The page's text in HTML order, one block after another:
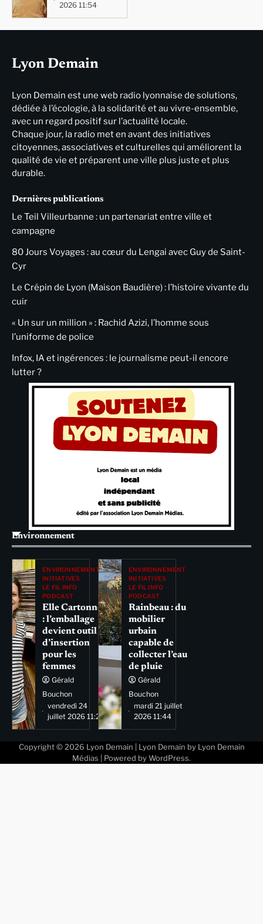
2026 11:54
Lyon Demain
Lyon Demain est une web radio lyonnaise de solutions,
dédiée à l’écologie, à la solidarité et au vivre-ensemble,
avec un regard positif sur l’actualité locale.
Chaque jour, la radio met en avant des initiatives
citoyennes, associatives et culturelles qui améliorent la
qualité de vie et préparent une ville plus juste et plus
durable.
Dernières publications
Le Teil Villeurbanne : un partenariat entre ville et
campagne
80 Jours Voyages : au cœur du Lengai avec Guy de Saint-
Cyr
Le Crépin de Lyon (Maison Baudière) : l’histoire vivante du
cuir
« Un sur un million » : Rachid Azizi, l’homme sous
l’uniforme de police
Infox, IA et ingérences : le journalisme peut-il encore
lutter ?
Environnement
ENVIRONNEMENT
INITIATIVES
LE FIL INFO
PODCAST
Elle Cartonne
: l’emballage
devient outil
d’insertion
pour les
femmes
Gérald
Bouchon
vendredi 24
juillet 2026 11:29
ENVIRONNEMENT
INITIATIVES
LE FIL INFO
PODCAST
Rainbeau : du
mobilier
urbain
capable de
collecter l’eau
de pluie
Gérald
Bouchon
mardi 21 juillet
2026 11:44
Copyright © 2026 Lyon Demain | Lyon Demain by Lyon Demain
Médias | Powered by WordPress.